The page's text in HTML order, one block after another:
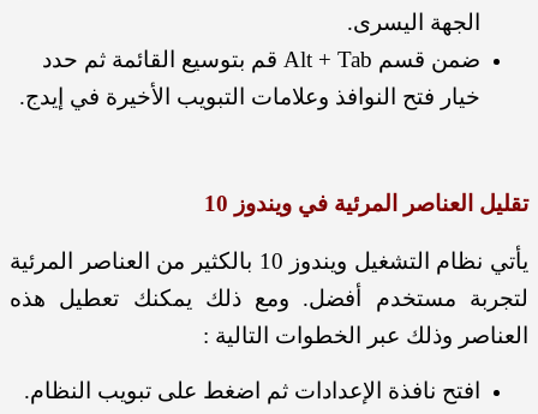
الجهة اليسرى.
ضمن قسم Alt + Tab قم بتوسيع القائمة ثم حدد
خيار فتح النوافذ وعلامات التبويب الأخيرة في إيدج.
تقليل العناصر المرئية في ويندوز 10
يأتي نظام التشغيل ويندوز 10 بالكثير من العناصر المرئية
لتجربة مستخدم أفضل. ومع ذلك يمكنك تعطيل هذه
العناصر وذلك عبر الخطوات التالية :
افتح نافذة الإعدادات ثم اضغط على تبويب النظام.